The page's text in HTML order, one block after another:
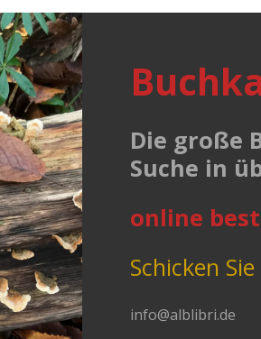
Die große
Suche in
online
Schicken
info@alblibri.de